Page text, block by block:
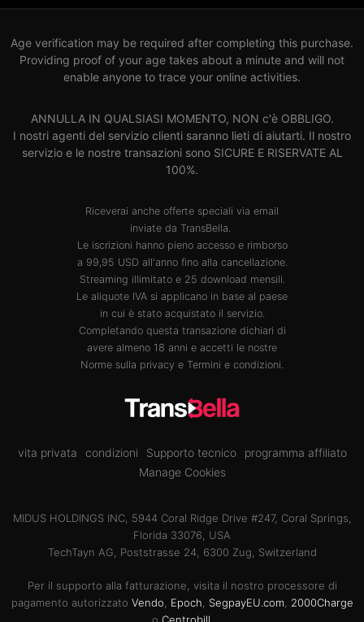
Age verification may be required after completing this purchase.
Providing proof of your age takes about a minute and will not
enable anyone to trace your online activities.
ANNULLA IN QUALSIASI MOMENTO, NON c'è OBBLIGO.
I nostri agenti del servizio clienti saranno lieti di aiutarti. Il nostro
servizio e le nostre transazioni sono SICURE E RISERVATE AL
100%.
Riceverai anche offerte speciali via email
inviate da TransBella.
Le iscrizioni hanno pieno accesso e rimborso
a 99,95 USD all'anno fino alla cancellazione.
Streaming illimitato e 25 download mensili.
Le aliquote IVA si applicano in base al paese
in cui è stato acquistato il servizio.
Completando questa transazione dichiari di
avere almeno 18 anni e accetti le nostre
Norme sulla privacy e Termini e condizioni
vita privata condizioni Supporto tecnico
programma affiliato
Manage Cookies
MIDUS HOLDINGS INC, 5944 Coral Ridge Drive #247, Coral Springs,
Florida 33076, USA
TechTayn AG, Poststrasse 24, 6300 Zug, Switzerland
Per il supporto alla fatturazione, visita il nostro processore di
pagamento autorizzato Vendo Epoch SegpayEU.com
2000Charge
o Centrobill